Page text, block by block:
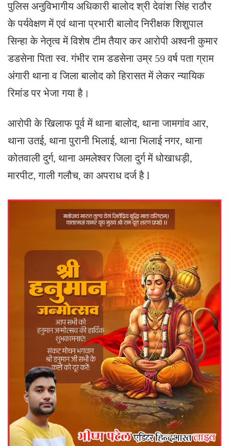
पुलिस अनुविभागीय अधिकारी बालोद श्री देवांश सिंह राठौर
के पर्यवेक्षण में एवं थाना प्रभारी बालोद निरीक्षक शिशुपाल
सिन्हा के नेतृत्व में विशेष टीम तैयार कर आरोपी अश्वनी कुमार
डडसेना पिता स्व. गंभीर राम डडसेना उम्र 59 वर्ष पता ग्राम
अंगारी थाना व जिला बालोद को हिरासत में लेकर न्यायिक
रिमांड पर भेजा गया है।
आरोपी के खिलाफ पूर्व में थाना बालोद, थाना जामगांव आर,
थाना उतई, थाना पुरानी भिलाई, थाना भिलाई नगर, थाना
कोतवाली दुर्ग, थाना अमलेश्‍वर जिला दुर्ग में धोखाधड़ी,
मारपीट, गाली गलौच, का अपराध दर्ज है l